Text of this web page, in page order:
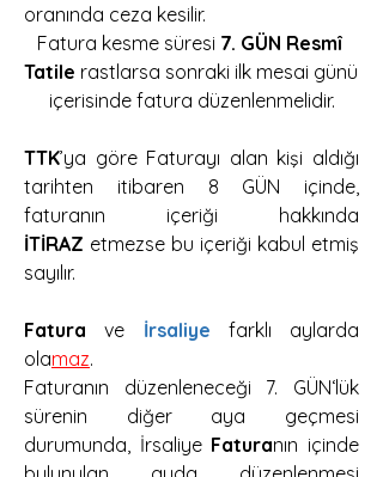
oranında ceza kesilir.
Fatura kesme süresi 7. GÜN Resmî
Tatile rastlarsa sonraki ilk mesai günü
içerisinde fatura düzenlenmelidir.
TTK’ya göre Faturayı alan kişi aldığı
tarihten itibaren 8 GÜN içinde,
İTİRAZ etmezse bu içeriği kabul etmiş
sayılır.
Fatura ve İrsaliye farklı aylarda
olamaz.
Faturanın düzenleneceği 7. GÜN‘lük
sürenin diğer aya geçmesi
durumunda, İrsaliye Faturanın içinde